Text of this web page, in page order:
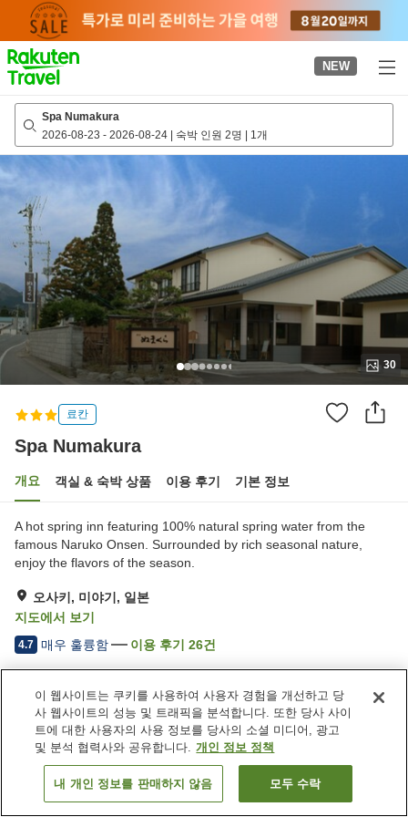
page
NEW
Spa Numakura
2026-08-23 - 2026-08-24 | 숙박 인원 2명 | 1개
30
료칸
Spa Numakura
개요 객실 & 숙박 상품 이용 후기 기본 정보
A hot spring inn featuring 100% natural spring water from the
famous Naruko Onsen. Surrounded by rich seasonal nature,
enjoy the flavors of the season.
오사키, 미야기, 일본
지도에서 보기
4.7 매우 훌륭함 이용 후기 26건
숙소 편의 시설/서비스
주차장
객실 보기
이 웹사이트는 쿠키를 사용하여 사용자 경험을 개선하고 당
사 웹사이트의 성능 및 트래픽을 분석합니다. 또한 당사 사이
트에 대한 사용자의 사용 정보를 당사의 소셜 미디어, 광고
및 분석 협력사와 공유합니다. 개인 정보 정책
내 개인 정보를 판매하지 않음 모두 수락